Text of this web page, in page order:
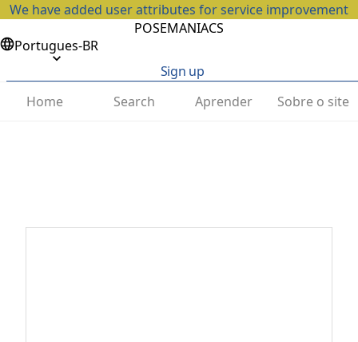
We have added user attributes for service improvement
POSEMANIACS
Portugues-BR
Sign up
Home
Search Aprender Sobre o site